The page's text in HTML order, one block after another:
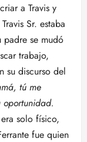
a Travis y
Sr. estaba
padre se mudó
trabajo,
su discurso del
tú me
solo físico,
fue quien